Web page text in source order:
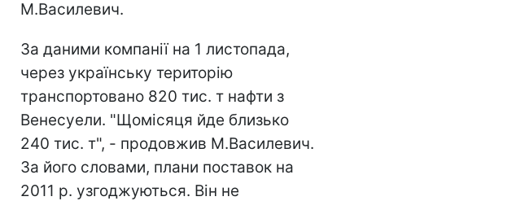
М.Василевич.
За даними компанії на 1 листопада,
через українську територію
транспортовано 820 тис. т нафти з
Венесуели. "Щомісяця йде близько
240 тис. т", - продовжив М.Василевич.
За його словами, плани поставок на
2011 р. узгоджуються. Він не